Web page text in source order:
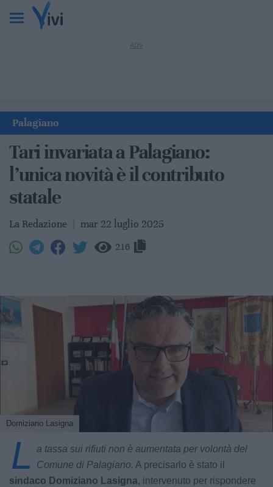
Palagiano
Tari invariata a Palagiano:
l’unica novità è il contributo
statale
La Redazione mar 22 luglio 2025
216
Domiziano Lasigna
L
a tassa sui rifiuti non è aumentata per volontà del
Comune di Palagiano. A precisarlo è stato il
sindaco Domiziano Lasigna, intervenuto per rispondere